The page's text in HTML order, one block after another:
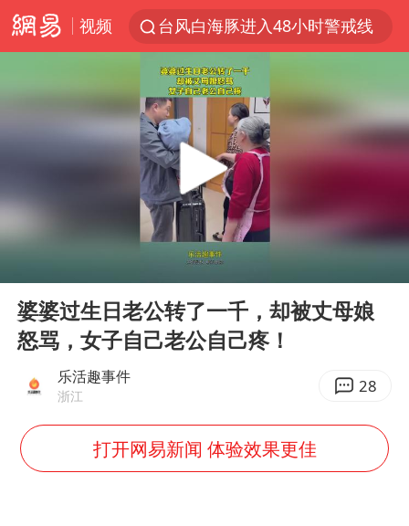
视频
台风白海豚进入48小时警戒线
看守所辅警收受10万获刑1年
宇树科技发行价格150.80元/股
五粮液渠道价一箱上涨近百元
CIA被曝已秘密设立古巴工作组
U17国足1分钟轰2球
中国养老床位“三连降”
多地要求领导干部带头休假
Play
婆婆过生日老公转了一千，却被丈母娘
怒骂，女子自己老公自己疼！
乐活趣事件
浙江 28
打开网易新闻 体验效果更佳